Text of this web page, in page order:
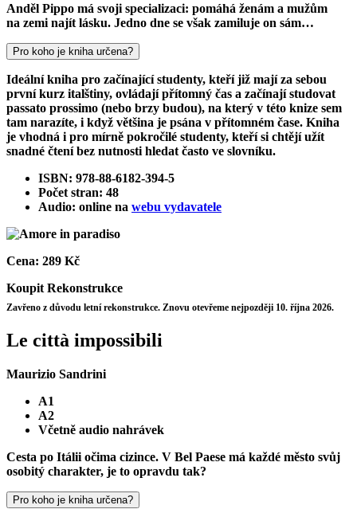
Anděl Pippo má svoji specializaci: pomáhá ženám a mužům
na zemi najít lásku. Jedno dne se však zamiluje on sám…
Pro koho je kniha určena?
Ideální kniha pro začínající studenty, kteří již mají za sebou
první kurz italštiny, ovládají přítomný čas a začínají studovat
passato prossimo (nebo brzy budou), na který v této knize sem
tam narazíte, i když většina je psána v přítomném čase. Kniha
je vhodná i pro mírně pokročilé studenty, kteří si chtějí užít
snadné čtení bez nutnosti hledat často ve slovníku.
ISBN: 978-88-6182-394-5
Počet stran: 48
Audio: online na webu vydavatele
Cena: 289 Kč
Koupit Rekonstrukce
Zavřeno z důvodu letní rekonstrukce. Znovu otevřeme nejpozději 10. října 2026.
Le città impossibili
Maurizio Sandrini
A1
A2
Včetně audio nahrávek
Cesta po Itálii očima cizince. V Bel Paese má každé město svůj
osobitý charakter, je to opravdu tak?
Pro koho je kniha určena?